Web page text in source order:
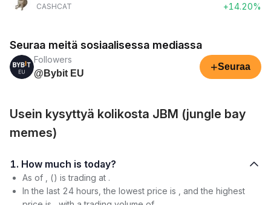
CASHCAT
+14.20%
Seuraa meitä sosiaalisessa mediassa
Followers
@Bybit EU
+Seuraa
Usein kysyttyä kolikosta JBM (jungle bay
memes)
1. How much is today?
As of , () is trading at .
In the last 24 hours, the lowest price is , and the highest